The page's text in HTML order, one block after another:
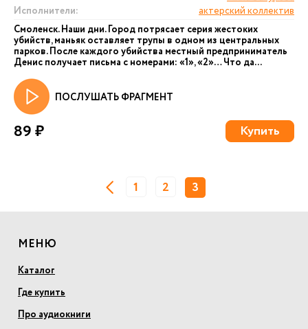
Исполнители:
актерский коллектив
Смоленск. Наши дни. Город потрясает серия жестоких
убийств, маньяк оставляет трупы в одном из центральных
парков. После каждого убийства местный предприниматель
Денис получает письма с номерами: «1», «2»… Что да...
ПОСЛУШАТЬ ФРАГМЕНТ
89 ₽ Купить
1 2 3
МЕНЮ
Каталог
Где купить
Про аудиокниги